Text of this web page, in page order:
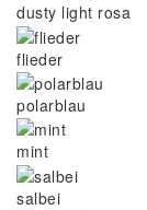
dusty light rosa
flieder
polarblau
mint
salbei